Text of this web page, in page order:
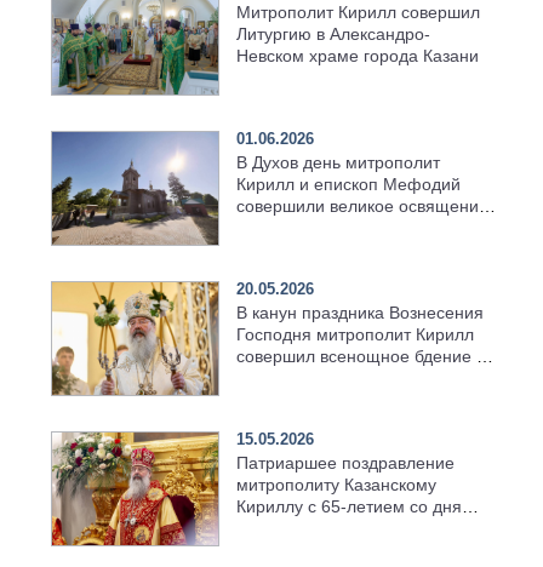
Митрополит Кирилл совершил
Литургию в Александро-
Невском храме города Казани
01.06.2026
В Духов день митрополит
Кирилл и епископ Мефодий
совершили великое освящение
20.05.2026
В канун праздника Вознесения
Господня митрополит Кирилл
совершил всенощное бдение в
15.05.2026
Патриаршее поздравление
митрополиту Казанскому
Кириллу с 65-летием со дня